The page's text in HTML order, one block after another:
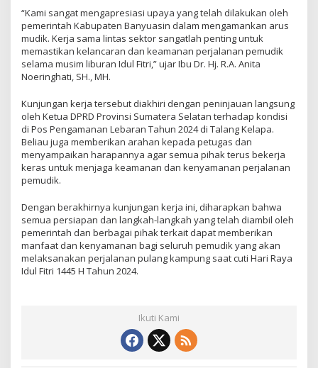
“Kami sangat mengapresiasi upaya yang telah dilakukan oleh
pemerintah Kabupaten Banyuasin dalam mengamankan arus
mudik. Kerja sama lintas sektor sangatlah penting untuk
memastikan kelancaran dan keamanan perjalanan pemudik
selama musim liburan Idul Fitri,” ujar Ibu Dr. Hj. R.A. Anita
Noeringhati, SH., MH.
Kunjungan kerja tersebut diakhiri dengan peninjauan langsung
oleh Ketua DPRD Provinsi Sumatera Selatan terhadap kondisi
di Pos Pengamanan Lebaran Tahun 2024 di Talang Kelapa.
Beliau juga memberikan arahan kepada petugas dan
menyampaikan harapannya agar semua pihak terus bekerja
keras untuk menjaga keamanan dan kenyamanan perjalanan
pemudik.
Dengan berakhirnya kunjungan kerja ini, diharapkan bahwa
semua persiapan dan langkah-langkah yang telah diambil oleh
pemerintah dan berbagai pihak terkait dapat memberikan
manfaat dan kenyamanan bagi seluruh pemudik yang akan
melaksanakan perjalanan pulang kampung saat cuti Hari Raya
Idul Fitri 1445 H Tahun 2024.
Ikuti Kami